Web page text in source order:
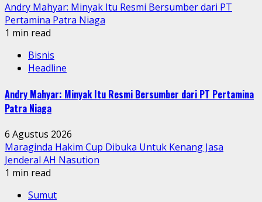
Andry Mahyar: Minyak Itu Resmi Bersumber dari PT
Pertamina Patra Niaga
1 min read
Bisnis
Headline
Andry Mahyar: Minyak Itu Resmi Bersumber dari PT Pertamina
Patra Niaga
6 Agustus 2026
Maraginda Hakim Cup Dibuka Untuk Kenang Jasa
Jenderal AH Nasution
1 min read
Sumut